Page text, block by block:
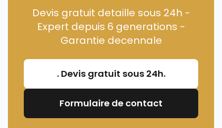
Devis gratuit detaille sous 24h -
Expert depuis 6 generations -
Garantie decennale
. Devis gratuit sous 24h.
Formulaire de contact